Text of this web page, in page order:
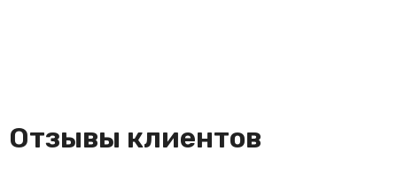
Отзывы клиентов